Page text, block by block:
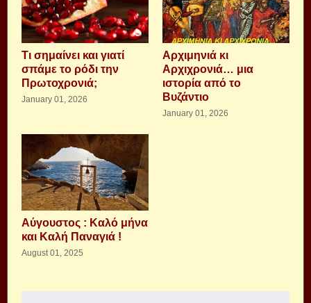
Τι σημαίνει και γιατί
σπάμε το ρόδι την
Πρωτοχρονιά;
January 01, 2026
Αρχιμηνιά κι
Αρχιχρονιά… μια
ιστορία από το
Βυζάντιο
January 01, 2026
Αύγουστος : Καλό μήνα
και Καλή Παναγιά !
August 01, 2025